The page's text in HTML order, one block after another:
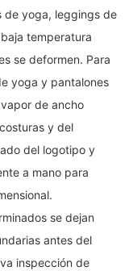
de yoga, leggings de
temperatura
se deformen. Para
yoga y pantalones
de ancho
y del
del logotipo y
a mano para
se dejan
antes del
inspección de